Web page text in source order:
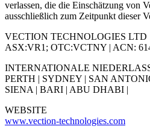
verlassen, die die Einschätzung von
ausschließlich zum Zeitpunkt dieser
VECTION TECHNOLOGIES LTD
ASX:VR1; OTC:VCTNY | ACN:
INTERNATIONALE
PERTH | SYDNEY | SAN
SIENA | BARI | ABU DHABI |
WEBSITE
www.vection-technologies.com